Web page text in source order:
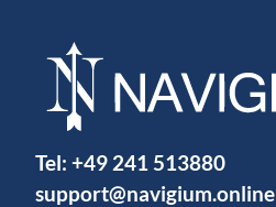
Tel: +49 241 513880
support@navigium.online